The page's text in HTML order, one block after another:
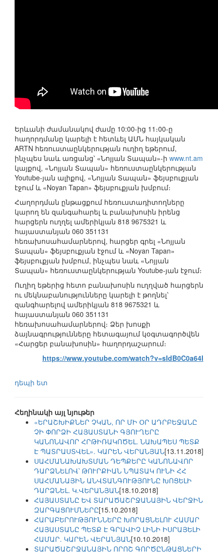
Երևանի ժամանակով ժամը 10:00-ից 11։00-ը
հաղորդմանը կարելի է հետևել ԱՄՆ հայկական
ARTN հեռուստաընկերության ուղիղ եթերում,
ինչպես նաև առցանց՝ «Նոյյան Տապան»-ի www.nt.am
կայքով, «Նոյյան Տապան» հեռուստաընկերության
Youtube-յան ալիքով, «Նոյյան Տապան» ֆեյսբուքյան
էջում և «Noyan Tapan» ֆեյսբուքյան խմբում։
Հաղորդման ընթացքում հեռուստադիտողները
կարող են զանգահարել և բանախոսին իրենց
հարցերն ուղղել ամերիկյան 818 9675321 և
հայաստանյան 060 351131
հեռախոսահամարներով, հարցեր գրել «Նոյյան
Տապան» ֆեյսբուքյան էջում և «Noyan Tapan»
ֆեյսբուքյան խմբում, ինչպես նաև «Նոյյան
Տապան» հեռուստաընկերության Youtube-յան էջում։
Ուղիղ եթերից հետո բանախոսին ուղղված հարցերն
ու մեկնաբանությունները կարելի է թողնել՝
զանգհարելով ամերիկյան 818 9675321 և
հայաստանյան 060 351131
հեռախոսահամարներով։ Ձեր խոսքի
ձայնագրությունները հետագայում կօգտագործվեն
«Հարցեր բանախոսին» հաղորդաշարում։
https://www.youtube.com/watch?v=sIdB0C0a64I
դեպի ետ
Հեղինակի այլ նյութեր
«ԵՐԱՇԽԻՔՆԵՐ ՉԿԱՆ, ՈՐ ՄԻ ՕՐ ԱԴՐԲԵՋԱՆԸ
ՉԻ ՓՈՐՁԻ ՀԱՅԱՍՏԱՆԻ ԳՅՈՒՂԵՐԸ
ԿԱՆՈՆԱՎՈՐ ՀՐԹԻՌԱԿՈԾԵԼ. ՆԱԽԱՊԵՍ ՊԵՏՔ
Է ՊԱՏՐԱՍՏՎԵԼ». ԿԱՐԵՆ ՎԵՐԱՆՅԱՆ[13.11.2018]
ՍԱՀՄԱՆԱԽԱԽՏՄԱՆ ԴԵՊՔԵՐԸ ԿԱՆՈՆԱՎՈՐ
ԴԱՐՁՆԵԼՈՎ՝ ԹՈՒՐՔԻԱՆ ՆՊԱՏԱԿ ՈՒՆԻ ՀՀ
ՍԱՀՄԱՆԱՅԻՆ ԱՆՎՏԱՆԳՈՒԹՅՈՒՆԸ ԽՈՑԵԼԻ
ԴԱՐՁՆԵԼ. Կ.ՎԵՐԱՆՅԱՆ[18.10.2018]
ՀԱՅԱՍՏԱՆԸ ԵՎ ՏԱՐԱԾԱՇՐՋԱՆԱՅԻՆ ՎԵՐՋԻՆ
ԶԱՐԳԱՑՈՒՄՆԵՐԸ[15.10.2018]
ՀԱՐԱԲԵՐՈՒԹՅՈՒՆՆԵՐԸ ԽՈՐԱՑՆԵԼՈՒ ՀԱՄԱՐ
ՀԱՅԱՍՏԱՆԸ ՊԵՏՔ Է ԳՐԱՎԻՉ ԼԻՆԻ ԻՍՐԱՅԵԼԻ
ՀԱՄԱՐ. ԿԱՐԵՆ ՎԵՐԱՆՅԱՆ[10.10.2018]
ՏԱՐԱԾԱՇՐՋԱՆԱՅԻՆ ՈՐՈՇ ԳՈՐԾԸՆԹԱՑՆԵՐԻ